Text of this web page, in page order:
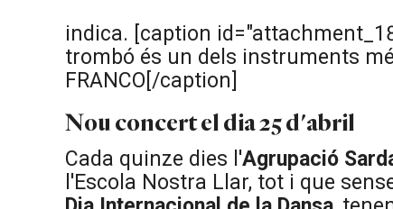
indica. [caption
trombó és un dels instruments
FRANCO[/caption]
Nou concert el dia 25 d'abril
Cada quinze dies l'Agrupació
l'Escola Nostra Llar, tot i que